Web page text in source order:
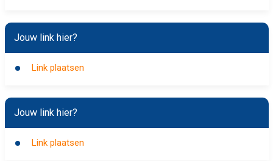
Jouw link hier?
Link plaatsen
Jouw link hier?
Link plaatsen